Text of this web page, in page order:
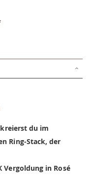
du im
Ring-Stack, der
in Rosé